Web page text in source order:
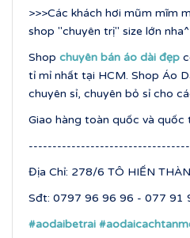
>>>Các khách hơi mũm mĩm
shop "chuyên trị" size lớn
Shop chuyên bán áo dài đẹp
tỉ mỉ nhất tại HCM. Shop Áo
chuyên sỉ, chuyên bỏ sỉ cho
Giao hàng toàn quốc và quốc
Địa Chỉ: 278/6 TÔ HIẾN
Sđt: 0797 96 96 96 - 077 91
#aodaibetrai